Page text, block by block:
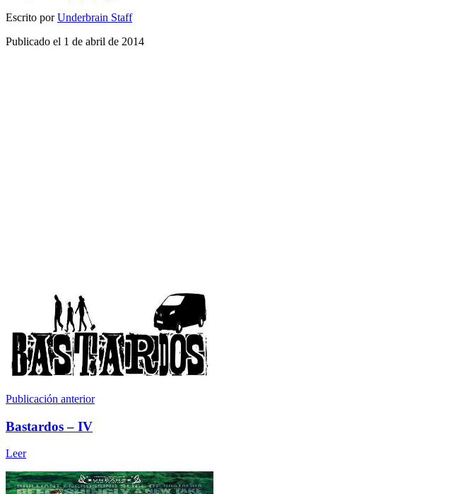
Escrito por Underbrain Staff
Publicado el 1 de abril de 2014
Publicación anterior
Bastardos – IV
Leer